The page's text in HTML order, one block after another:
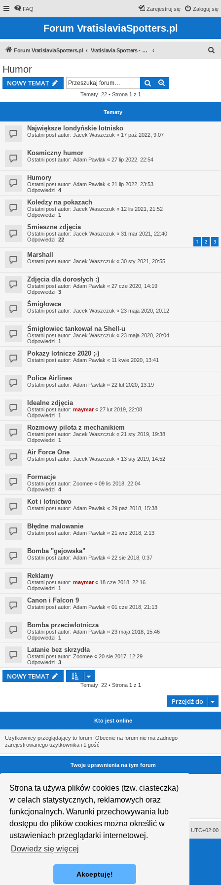
Strona ta używa plików cookies (tzw. ciasteczka)
w celach statystycznych, reklamowych oraz
funkcjonalnych. Warunki przechowywania lub
dostępu do plików cookies można określić w
ustawieniach przeglądarki internetowej.
Dowiedz się więcej
Akceptuję!
FAQ Zaloguj się
Zarejestruj się
Forum VratislaviaSpotters.pl
Forum VratislaviaSpotters.pl Vratislavia Spotters - Wroclawska grupa spotterska
Humor
NOWY TEMAT Szukaj
Tematy: 22 • Strona 1 z 1
Tematy
Największe londyńskie lotnisko
Ostatni post autor: Jacek Waszczuk « 17 paź 2022, 9:07
Kosmiczny humor
Ostatni post autor: Adam Pawlak « 27 lip 2022, 22:54
Humory
Ostatni post autor: Adam Pawlak « 21 lip 2022, 23:53
Odpowiedzi: 4
Koledzy na pokazach
Ostatni post autor: Jacek Waszczuk « 12 lis 2021, 21:52
Odpowiedzi: 1
Smieszne zdjęcia
Ostatni post autor: Jacek Waszczuk « 31 mar 2021, 22:40
Odpowiedzi: 22 1 2 3
Marshall
Ostatni post autor: Jacek Waszczuk « 30 sty 2021, 20:55
Zdjęcia dla dorosłych :)
Ostatni post autor: Adam Pawlak « 27 cze 2020, 14:19
Odpowiedzi: 3
Śmigłowce
Ostatni post autor: Jacek Waszczuk « 23 maja 2020, 20:12
Śmigłowiec tankował na Shell-u
Ostatni post autor: Jacek Waszczuk « 23 maja 2020, 20:04
Odpowiedzi: 1
Pokazy lotnicze 2020 ;-)
Ostatni post autor: Adam Pawlak « 11 kwie 2020, 13:41
Police Airlines
Ostatni post autor: Adam Pawlak « 22 lut 2020, 13:19
Idealne zdjęcia
Ostatni post autor: maymar« 27 lut 2019, 22:08
Odpowiedzi: 1
Rozmowy pilota z mechanikiem
Ostatni post autor: Jacek Waszczuk « 21 sty 2019, 19:38
Odpowiedzi: 1
Air Force One
Ostatni post autor: Jacek Waszczuk « 13 sty 2019, 14:52
Formacje
Ostatni post autor: Zoomee « 09 lis 2018, 22:04
Odpowiedzi: 4
Kot i lotnictwo
Ostatni post autor: Adam Pawlak « 29 paź 2018, 15:38
Błędne malowanie
Ostatni post autor: Adam Pawlak « 21 wrz 2018, 2:13
Bomba "gejowska"
Ostatni post autor: Adam Pawlak « 22 sie 2018, 0:37
Reklamy
Ostatni post autor: maymar« 18 cze 2018, 22:16
Odpowiedzi: 1
Canon i Falcon 9
Ostatni post autor: Adam Pawlak « 01 cze 2018, 21:13
Bomba przeciwlotnicza
Ostatni post autor: Adam Pawlak « 23 maja 2018, 15:46
Odpowiedzi: 1
Latanie bez skrzydła
Ostatni post autor: Zoomee « 20 sie 2017, 12:29
Odpowiedzi: 3
NOWY TEMAT
Tematy: 22 • Strona 1 z 1
Przejdź do
Kto jest online
Użytkownicy przeglądający to forum: Obecnie na forum nie ma żadnego
zarejestrowanego użytkownika i 1 gość
Twoje uprawnienia na tym forum
Nie możesz odpowiadać w tematach
Nie możesz
zmieniać swoich postów
Nie możeszusuwać swoich postów
Nie możeszdodawać załączników
UTC+02:00
Technologię dostarcza phpBB ® Forum Software © phpBB Limited
Polski pakiet językowy dostarcza